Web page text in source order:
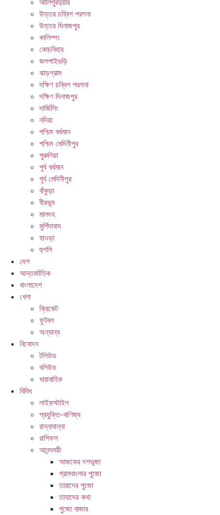
আলিপুরদুয়ার
উত্তর চব্বিশ পরগনা
উত্তর দিনাজপুর
কালিম্পং
কোচবিহার
জলপাইগুড়ি
ঝাড়গ্রাম
দক্ষিণ চব্বিশ পরগনা
দক্ষিণ দিনাজপুর
দার্জিলিং
নদিয়া
পশ্চিম বর্ধমান
পশ্চিম মেদিনীপুর
পুরুলিয়া
পূর্ব বর্ধমান
পূর্ব মেদিনীপুর
বাঁকুড়া
বীরভূম
মালদহ
মুর্শিদাবাদ
হাওড়া
হুগলি
দেশ
আন্তর্জাতিক
বাংলাদেশ
খেলা
ক্রিকেট
ফুটবল
অন্যান্য
বিনোদন
টলিউড
বলিউড
ধারাবাহিক
বিবিধ
লাইফস্টাইল
প্রযুক্তি-বাণিজ্য
রান্নাবান্না
রাশিফল
আনন্দময়ী
আজকের দশভূজা
গ্রামবাংলার পুজো
তারাদের পুজো
তাহাদের কথা
পুজো বাজার